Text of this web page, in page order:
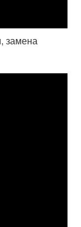
замена